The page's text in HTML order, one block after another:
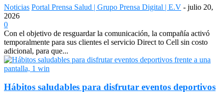
Noticias Portal Prensa Salud | Grupo Prensa Digital | E.V - julio 20,
2026
0
Con el objetivo de resguardar la comunicación, la compañía activó
temporalmente para sus clientes el servicio Direct to Cell sin costo
adicional, para que...
Hábitos saludables para disfrutar eventos deportivos